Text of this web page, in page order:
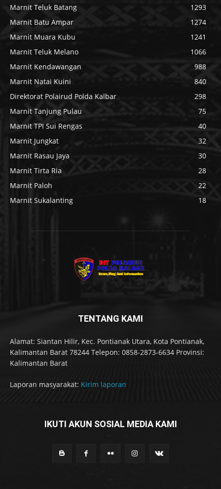
Marnit Teluk Batang
1293
Marnit Batu Ampar
1274
Marnit Muara Kubu
1241
Marnit Teluk Melano
1066
Marnit Kendawangan
988
Marnit Natai Kuini
840
Direktorat Polairud Polda Kalbar
298
Marnit Tanjung Pulau
75
Marnit TPI Sui Rengas
40
Marnit Jungkat
32
Marnit Rasau Jaya
30
Marnit Tirta Ria
28
Marnit Paloh
22
Marnit Sukalanting
18
TENTANG KAMI
Alamat: Siantan Hilir, Kec. Pontianak Utara, Kota Pontianak,
Kalimantan Barat 78244 Telepon: 0858-2873-6634 Provinsi:
Kalimantan Barat
Laporan masyarakat: Kirim laporan
IKUTI AKUN SOSIAL MEDIA KAMI